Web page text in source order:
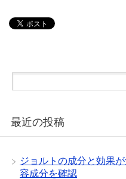
最近の投稿
ジョルトの成分と効果
容成分を確認